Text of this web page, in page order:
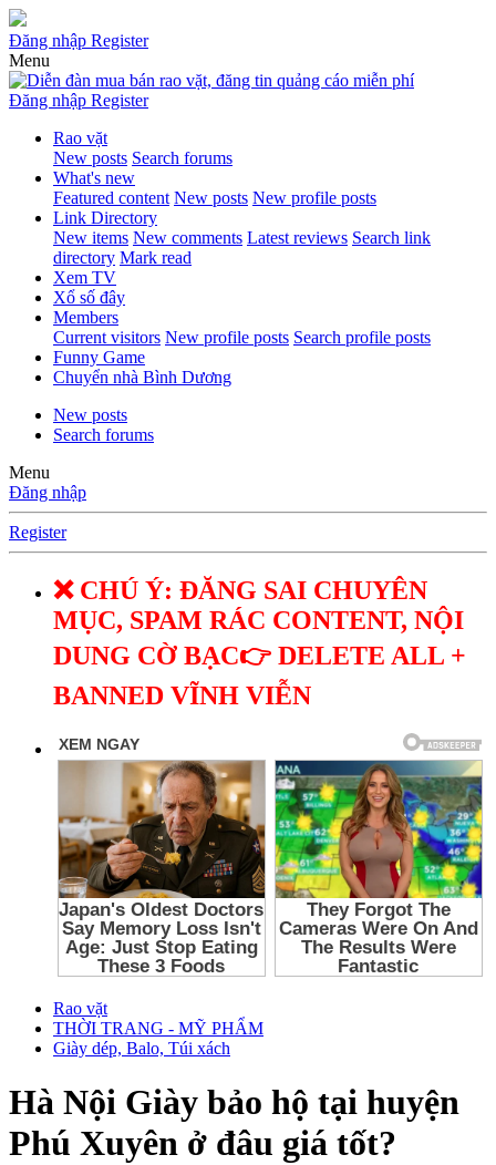
Đăng nhập Register
Menu
Đăng nhập Register
Rao vặt
New posts Search forums
What's new
Featured content New posts New profile posts
Link Directory
New items New comments Latest reviews Search link
directory Mark read
Xem TV
Xổ số đây
Members
Current visitors New profile posts Search profile posts
Funny Game
Chuyển nhà Bình Dương
New posts
Search forums
Menu
Đăng nhập
Register
❌ CHÚ Ý: ĐĂNG SAI CHUYÊN
MỤC, SPAM RÁC CONTENT, NỘI
DUNG CỜ BẠC👉 DELETE ALL +
BANNED VĨNH VIỄN
Rao vặt
THỜI TRANG - MỸ PHẨM
Giày dép, Balo, Túi xách
Hà Nội Giày bảo hộ tại huyện
Phú Xuyên ở đâu giá tốt?